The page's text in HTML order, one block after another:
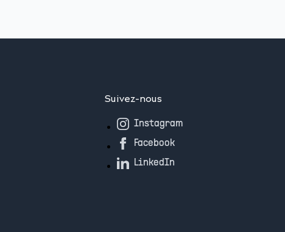
Suivez-nous
Instagram
Facebook
LinkedIn